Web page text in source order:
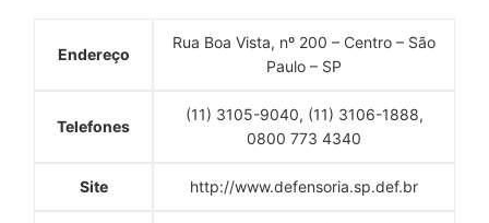
Endereço
Rua Boa Vista, nº 200 – Centro – São
Paulo – SP
Telefones
(11) 3105-9040, (11) 3106-1888,
0800 773 4340
Site http://www.defensoria.sp.def.br